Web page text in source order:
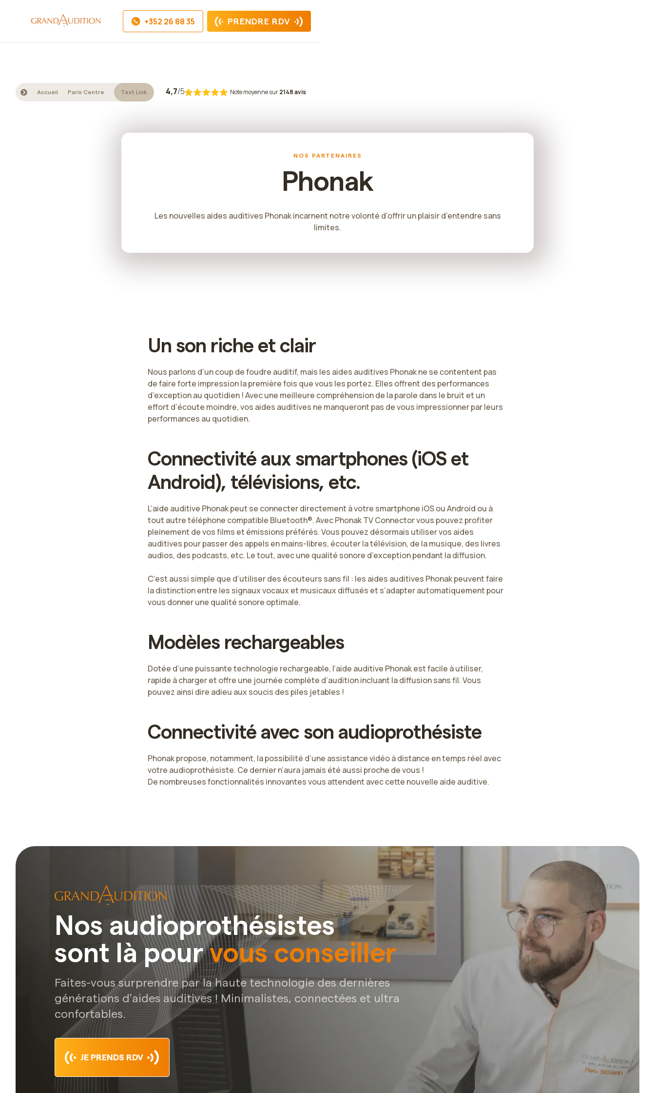
+352 26 88 35 PRENDRE RDV
Accueil Paris Centre Text Link 4,7/5 Note moyenne sur2148 avis
NOS PARTENAIRES
Phonak
Les nouvelles aides auditives Phonak incarnent notre volonté d’offrir un plaisir d’entendre sans
limites.
Un son riche et clair
Nous parlons d’un coup de foudre auditif, mais les aides auditives Phonak ne se contentent pas
de faire forte impression la première fois que vous les portez. Elles offrent des performances
d’exception au quotidien ! Avec une meilleure compréhension de la parole dans le bruit et un
effort d’écoute moindre, vos aides auditives ne manqueront pas de vous impressionner par leurs
performances au quotidien.
Connectivité aux smartphones (iOS et
Android), télévisions, etc.
L’aide auditive Phonak peut se connecter directement à votre smartphone iOS ou Android ou à
tout autre téléphone compatible Bluetooth®. Avec Phonak TV Connector vous pouvez profiter
pleinement de vos films et émissions préférés. Vous pouvez désormais utiliser vos aides
auditives pour passer des appels en mains-libres, écouter la télévision, de la musique, des livres
audios, des podcasts, etc. Le tout, avec une qualité sonore d’exception pendant la diffusion.
C’est aussi simple que d’utiliser des écouteurs sans fil : les aides auditives Phonak peuvent faire
la distinction entre les signaux vocaux et musicaux diffusés et s’adapter automatiquement pour
vous donner une qualité sonore optimale.
Modèles rechargeables
Dotée d’une puissante technologie rechargeable, l’aide auditive Phonak est facile à utiliser,
rapide à charger et offre une journée complète d’audition incluant la diffusion sans fil. Vous
pouvez ainsi dire adieu aux soucis des piles jetables !
Connectivité avec son audioprothésiste
Phonak propose, notamment, la possibilité d’une assistance vidéo à distance en temps réel avec
votre audioprothésiste. Ce dernier n’aura jamais été aussi proche de vous !
De nombreuses fonctionnalités innovantes vous attendent avec cette nouvelle aide auditive.
Nos audioprothésistes
sont là pourvous conseiller
Faites-vous surprendre par la haute technologie des dernières
générations d'aides auditives ! Minimalistes, connectées et ultra
confortables.
JE PRENDS RDV